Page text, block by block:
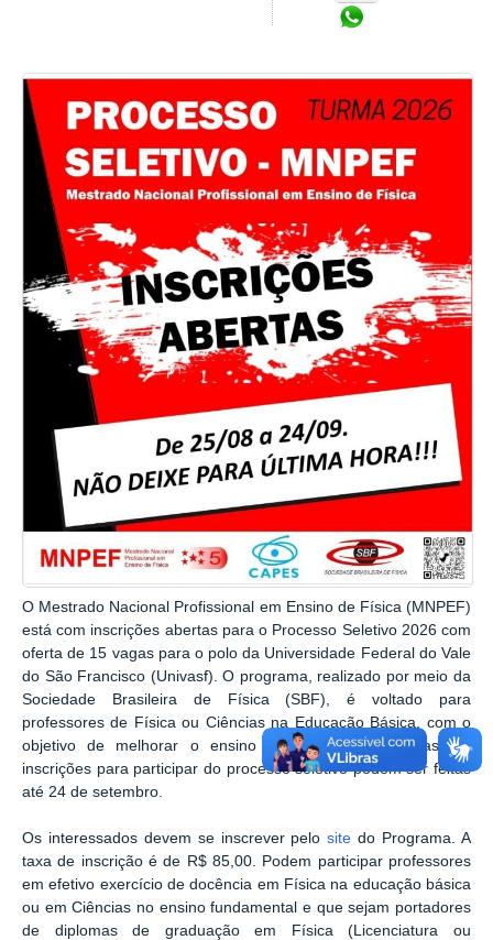
O Mestrado Nacional Profissional em Ensino de Física (MNPEF)
está com inscrições abertas para o Processo Seletivo 2026 com
oferta de 15 vagas para o polo da Universidade Federal do Vale
do São Francisco (Univasf). O programa, realizado por meio da
Sociedade Brasileira de Física (SBF), é voltado para
professores de Física ou Ciências na Educação Básica, com o
objetivo de melhorar o ensino de Física nas escolas. As
inscrições para participar do processo seletivo podem ser feitas
até 24 de setembro.
Os interessados devem se inscrever pelosite do Programa. A
taxa de inscrição é de R$ 85,00. Podem participar professores
em efetivo exercício de docência em Física na educação básica
ou em Ciências no ensino fundamental e que sejam portadores
de diplomas de graduação em Física (Licenciatura ou